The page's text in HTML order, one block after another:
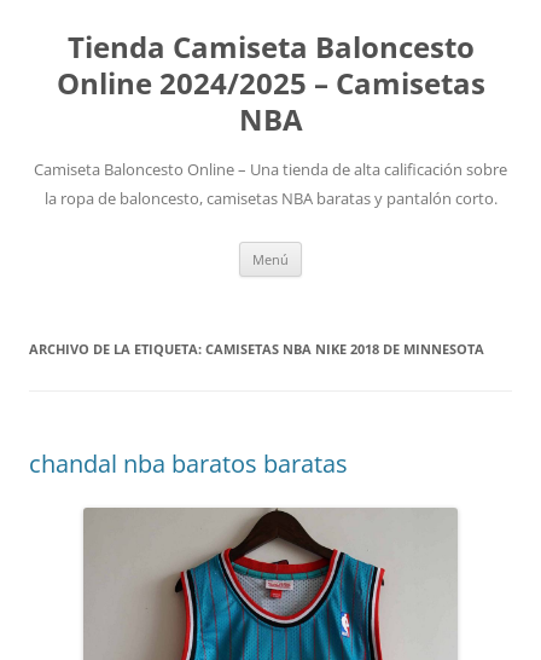
Tienda Camiseta Baloncesto
Online 2024/2025 – Camisetas
NBA
Camiseta Baloncesto Online – Una tienda de alta calificación sobre
la ropa de baloncesto, camisetas NBA baratas y pantalón corto.
Menú
ARCHIVO DE LA ETIQUETA: CAMISETAS NBA NIKE 2018 DE MINNESOTA
chandal nba baratos baratas